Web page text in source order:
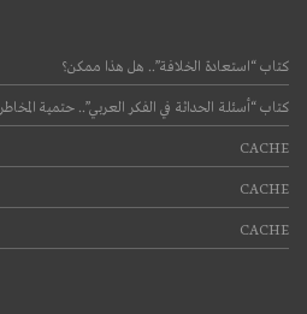
كتاب “استعادة الخلافة”.. هل هذا ممكن؟
كتاب “أسئلة الحداثة في الفكر العربي”.. حتمية
CACHE
CACHE
CACHE